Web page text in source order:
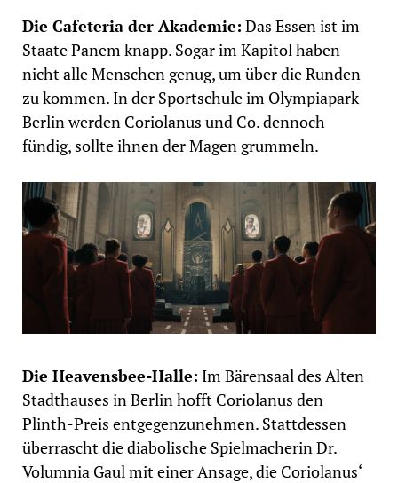
Die Cafeteria der Akademie: Das Essen ist im
Staate Panem knapp. Sogar im Kapitol haben
nicht alle Menschen genug, um über die Runden
zu kommen. In der Sportschule im Olympiapark
Berlin werden Coriolanus und Co. dennoch
fündig, sollte ihnen der Magen grummeln.
Die Heavensbee-Halle: Im Bärensaal des Alten
Stadthauses in Berlin hofft Coriolanus den
Plinth-Preis entgegenzunehmen. Stattdessen
überrascht die diabolische Spielmacherin Dr.
Volumnia Gaul mit einer Ansage, die Coriolanus‘